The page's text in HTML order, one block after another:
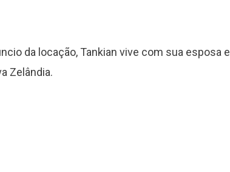
da locação, Tankian vive com sua esposa e
Zelândia.